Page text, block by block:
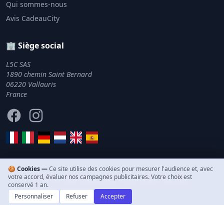
Qui sommes-nous
Avis CadeauCity
🏢 Siège social
L5C SAS
1890 chemin Saint Bernard
06220 Vallauris
France
FacebookInstagram
© 2011–2026 CadeauCity. Tous droits réservés.
🍪 Cookies —Ce site utilise des cookies pour mesurer l'audience et, avec
votre accord, évaluer nos campagnes publicitaires. Votre choix est
conservé 1 an.
Personnaliser
Refuser Accepter